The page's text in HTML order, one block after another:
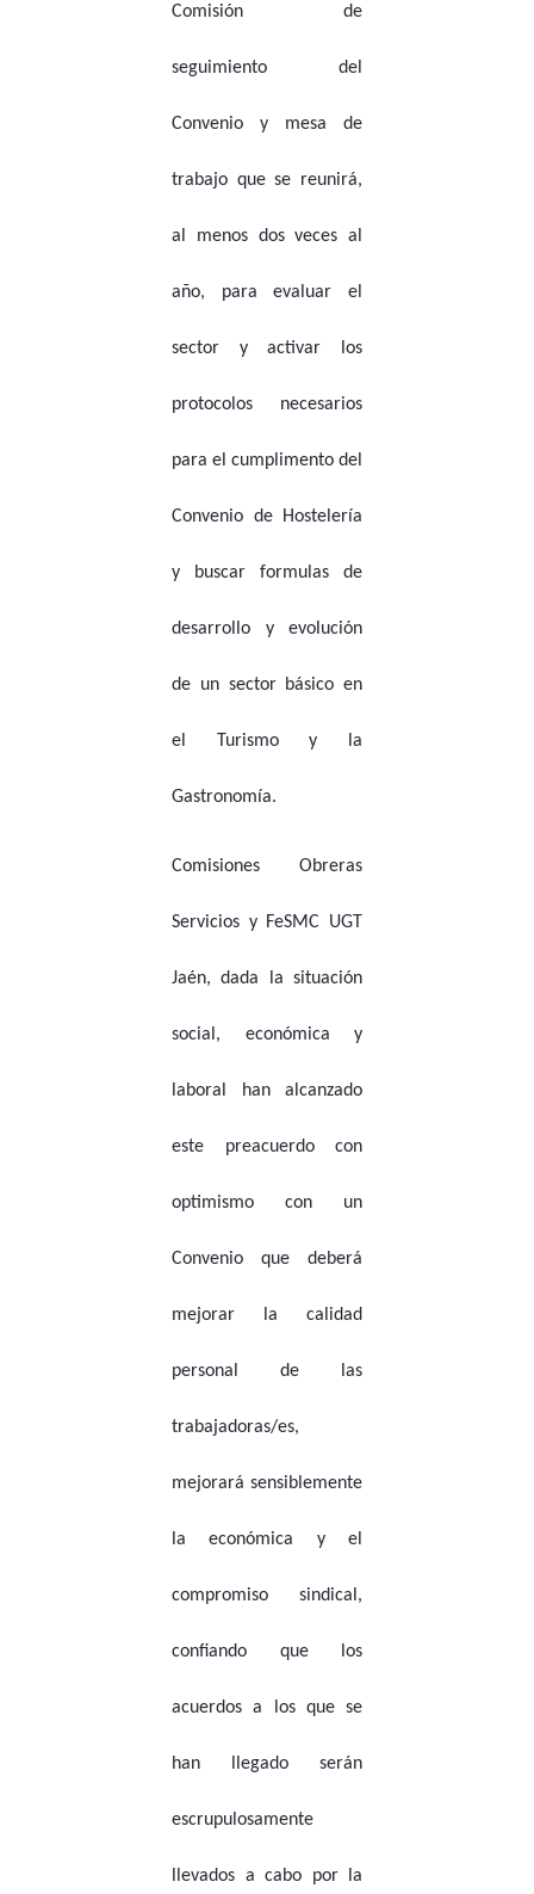
Comisión de
seguimiento del
Convenio y mesa de
trabajo que se reunirá,
al menos dos veces al
año, para evaluar el
sector y activar los
protocolos necesarios
para el cumplimento del
Convenio de Hostelería
y buscar formulas de
desarrollo y evolución
de un sector básico en
el Turismo y la
Gastronomía.
Comisiones Obreras
Servicios y FeSMC UGT
Jaén, dada la situación
social, económica y
laboral han alcanzado
este preacuerdo con
optimismo con un
Convenio que deberá
mejorar la calidad
personal de las
trabajadoras/es,
mejorará sensiblemente
la económica y el
compromiso sindical,
confiando que los
acuerdos a los que se
han llegado serán
escrupulosamente
llevados a cabo por la